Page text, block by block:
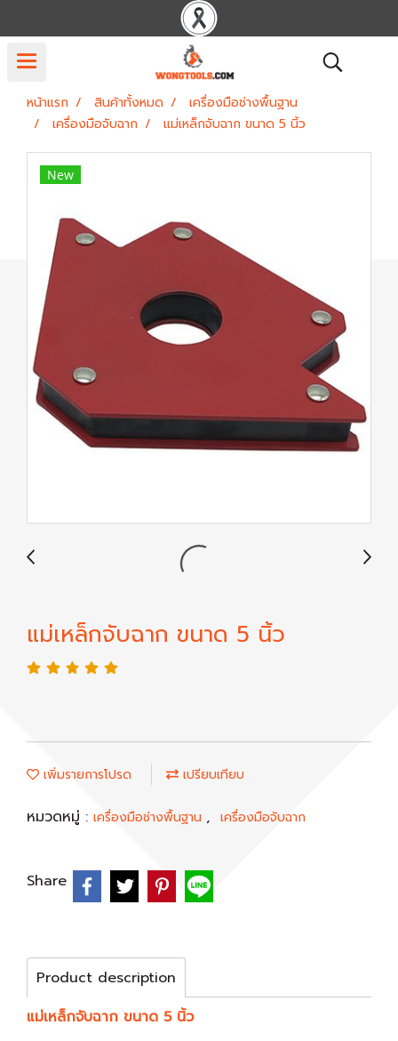
หน้าแรก สินค้าทั้งหมด
เครื่องมือช่างพื้นฐาน
เครื่องมือจับฉาก
แม่เหล็กจับฉาก ขนาด 5 นิ้ว
New
แม่เหล็กจับฉาก ขนาด 5 นิ้ว
เพิ่มรายการโปรด เปรียบเทียบ
หมวดหมู่ : เครื่องมือช่างพื้นฐาน , เครื่องมือจับฉาก
Share
Product description
แม่เหล็กจับฉาก ขนาด 5 นิ้ว